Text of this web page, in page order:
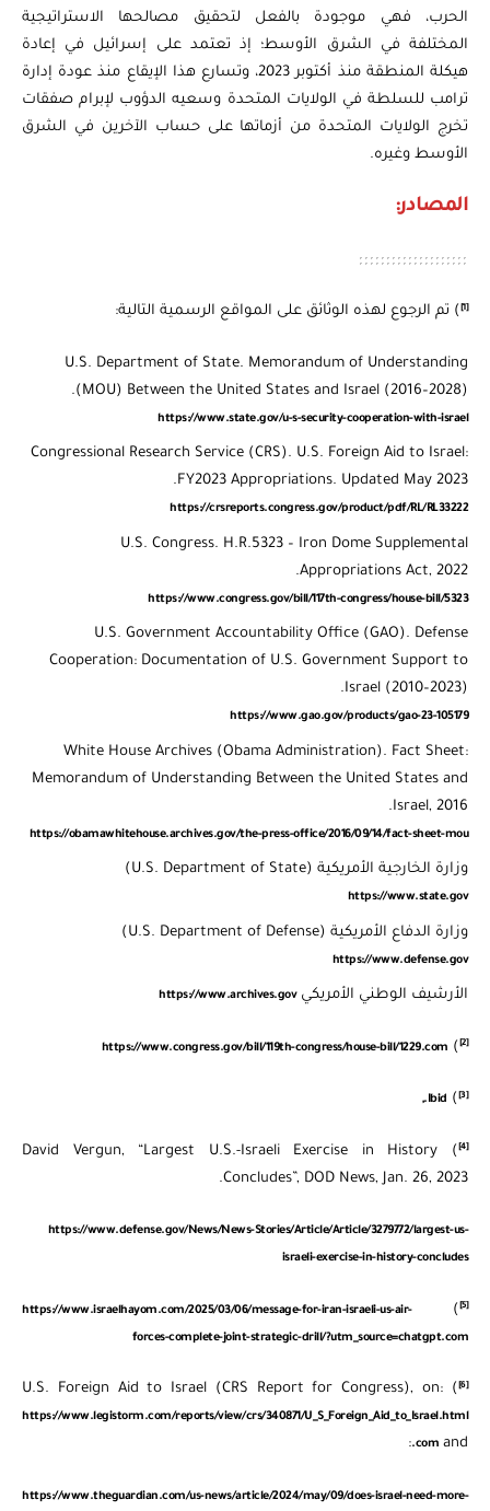
الحرب، فهي موجودة بالفعل لتحقيق مصالحها الاستراتيجية
المختلفة في الشرق الأوسط؛ إذ تعتمد على إسرائيل في إعادة
هيكلة المنطقة منذ أكتوبر 2023، وتسارع هذا الإيقاع منذ عودة إدارة
ترامب للسلطة في الولايات المتحدة وسعيه الدؤوب لإبرام صفقات
تخرج الولايات المتحدة من أزماتها على حساب الآخرين في الشرق
الأوسط وغيره.
المصادر:
) تم الرجوع لهذه الوثائق على المواقع الرسمية التالية:
U.S. Department of State. Memorandum of Understanding
(MOU) Between the United States and Israel (2016–2028).
https://www.state.gov/u-s-security-cooperation-with-israel
Congressional Research Service (CRS). U.S. Foreign Aid to Israel:
FY2023 Appropriations. Updated May 2023.
https://crsreports.congress.gov/product/pdf/RL/RL33222
U.S. Congress. H.R.5323 – Iron Dome Supplemental
Appropriations Act, 2022.
https://www.congress.gov/bill/117th-congress/house-bill/5323
U.S. Government Accountability Office (GAO). Defense
Cooperation: Documentation of U.S. Government Support to
Israel (2010–2023).
https://www.gao.gov/products/gao-23-105179
White House Archives (Obama Administration). Fact Sheet:
Memorandum of Understanding Between the United States and
Israel, 2016.
https://obamawhitehouse.archives.gov/the-press-office/2016/09/14/fact-sheet-mou
وزارة الخارجية الأمريكية (U.S. Department of State)
https://www.state.gov
وزارة الدفاع الأمريكية (U.S. Department of Defense)
https://www.defense.gov
الأرشيف الوطني الأمريكي https://www.archives.gov
)
https://www.congress.gov/bill/119th-congress/house-bill/1229.com
)
Ibid.,
) David Vergun, “Largest U.S.-Israeli Exercise in History
Concludes”, DOD News, Jan. 26, 2023.
https://www.defense.gov/News/News-Stories/Article/Article/3279772/largest-us-
israeli-exercise-in-history-concludes
)
https://www.israelhayom.com/2025/03/06/message-for-iran-israeli-us-air-
forces-complete-joint-strategic-drill/?utm_source=chatgpt.com
) U.S. Foreign Aid to Israel (CRS Report for Congress), on:
https://www.legistorm.com/reports/view/crs/340871/U_S_Foreign_Aid_to_Israel.html
.comand:
https://www.theguardian.com/us-news/article/2024/may/09/does-israel-need-more-